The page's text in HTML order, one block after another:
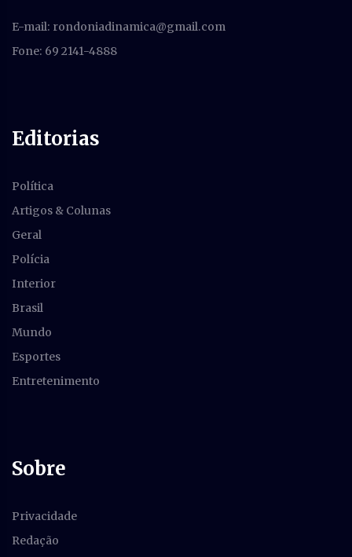
E-mail: rondoniadinamica@gmail.com
Fone: 69 2141-4888
Editorias
Política
Artigos & Colunas
Geral
Polícia
Interior
Brasil
Mundo
Esportes
Entretenimento
Sobre
Privacidade
Redação